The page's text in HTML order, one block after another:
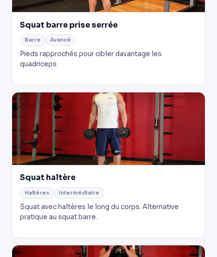
Squat barre prise serrée
Barre Avancé
Pieds rapprochés pour cibler davantage les
quadriceps.
Squat haltère
Haltères Intermédiaire
Squat avec haltères le long du corps. Alternative
pratique au squat barre.